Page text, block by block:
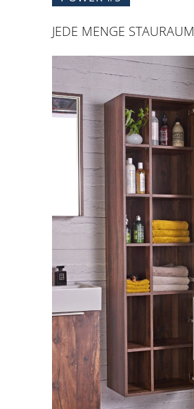
JEDE MENGE STAURAUM